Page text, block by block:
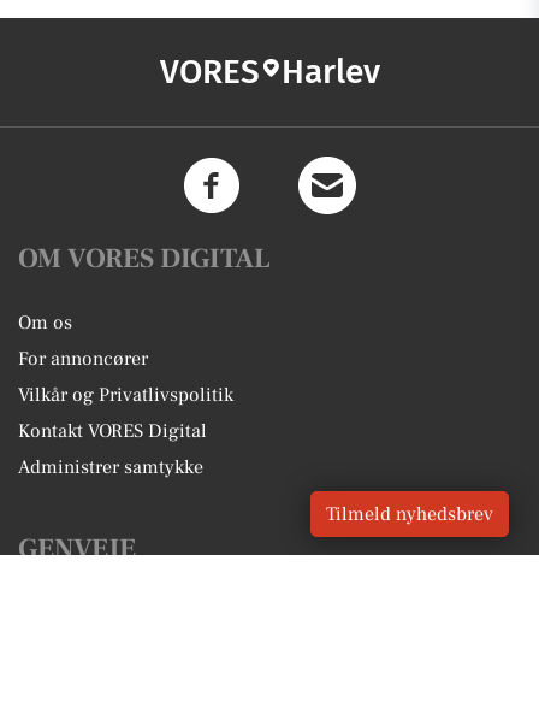
VORES Harlev
OM VORES DIGITAL
Om os
For annoncører
Vilkår og Privatlivspolitik
Kontakt VORES Digital
Administrer samtykke
GENVEJE
Tilmeld nyhedsbrev